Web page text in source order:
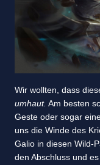
Wir wollten, dass
umhaut. Am besten
Geste oder sogar
uns die Winde des
Galio in diesen Wild-
den Abschluss und